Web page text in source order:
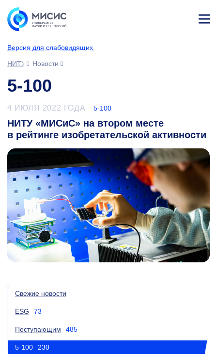
Версия для слабовидящих
НИТУ МИСИС
Новости
5-100
4 ИЮЛЯ 2022 ГОДА 5-100
НИТУ «МИСиС» на втором месте
в рейтинге изобретательской активности
Свежие новости
ESG 73
Поступающим 485
5-100 230